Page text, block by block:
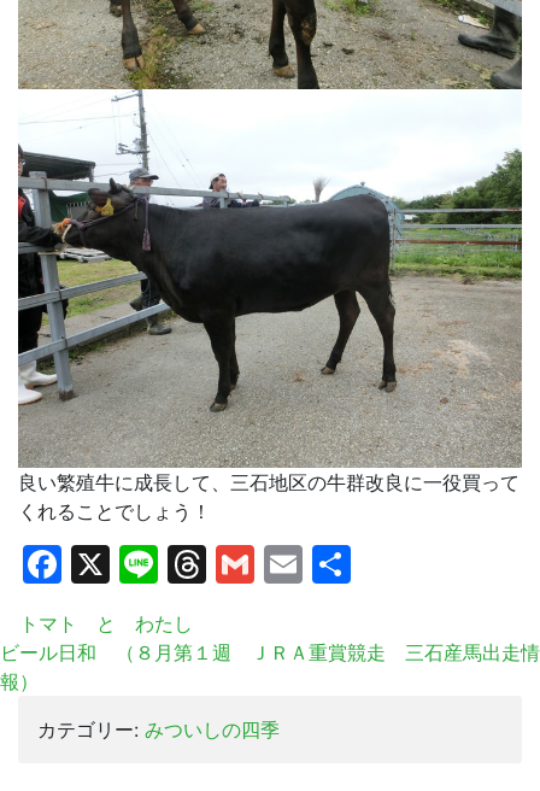
良い繁殖牛に成長して、三石地区の牛群改良に一役買って
くれることでしょう！
Facebook
X LineThreads
Gmail
Email
トマト と わたし
ビール日和 （８月第１週 ＪＲＡ重賞競走 三石産馬出走情
報）
カテゴリー: みついしの四季